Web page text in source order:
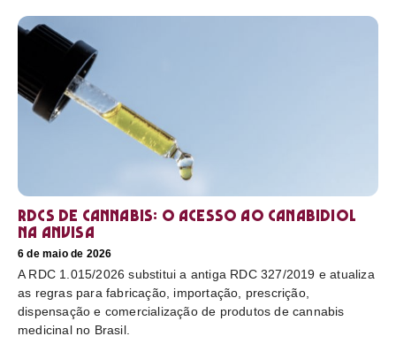
RDCs de cannabis: o acesso ao canabidiol
na Anvisa
6 de maio de 2026
A RDC 1.015/2026 substitui a antiga RDC 327/2019 e atualiza
as regras para fabricação, importação, prescrição,
dispensação e comercialização de produtos de cannabis
medicinal no Brasil.